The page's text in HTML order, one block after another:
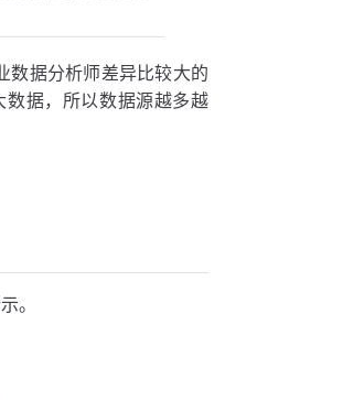
数据分析师差异比较大的
据，所以数据源越多越
。